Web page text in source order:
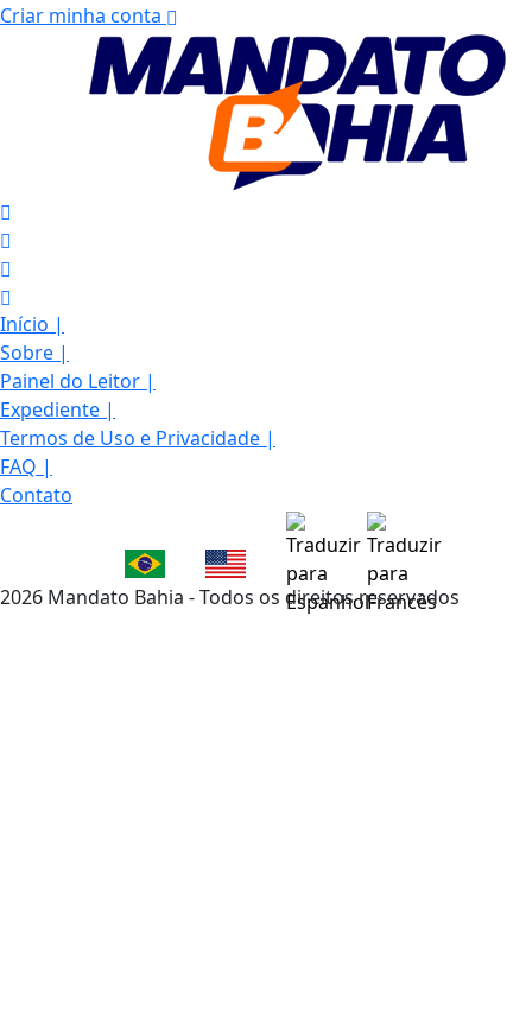
Criar minha conta
Início |
Sobre |
Painel do Leitor |
Expediente |
Termos de Uso e Privacidade |
FAQ |
Contato
2026 Mandato Bahia - Todos os direitos reservados